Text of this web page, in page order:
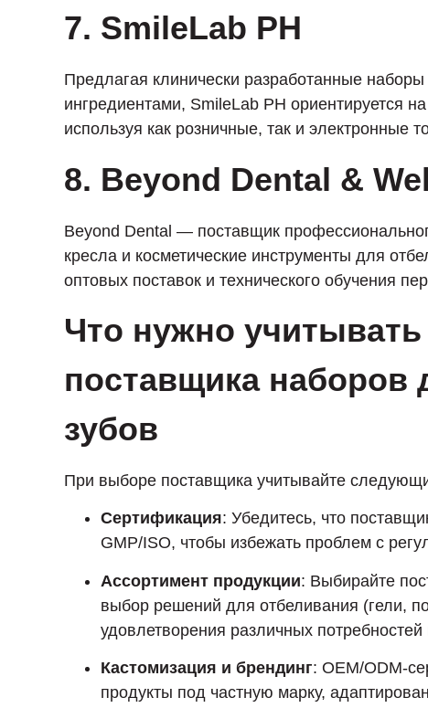
7. SmileLab PH
Предлагая клинически разработанные
ингредиентами, SmileLab PH ориентируется
используя как розничные, так и электронные
8. Beyond Dental &
Beyond Dental — поставщик
кресла и косметические инструменты для
оптовых поставок и технического обучения
Что нужно
поставщика наборов
зубов
При выборе поставщика учитывайте
Сертификация: Убедитесь, что
GMP/ISO, чтобы избежать проблем с
Ассортимент продукции: Выбирайте
выбор решений для отбеливания (гели,
удовлетворения различных потребностей
Кастомизация и брендинг: OEM/ODM-
продукты под частную марку,